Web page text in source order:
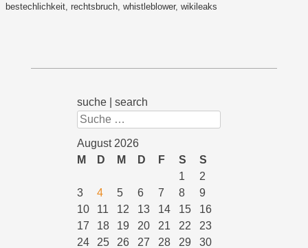
bestechlichkeit, rechtsbruch, whistleblower, wikileaks
suche | search
Suchen
August 2026
M
D M D F S
S
1
2
3
4 5 6 7 8
9
10
11 12 13 14 15
16
17
18 19 20 21 22
23
24
25 26 27 28 29 30